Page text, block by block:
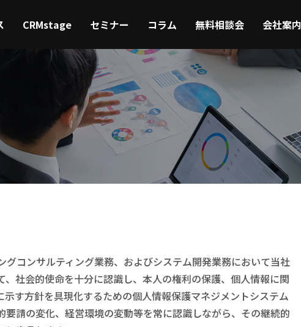
CRMstage セミナー コラム 無料相談会 会社案内
グコンサルティング業務、およびシステム開発業務において当社
社会的使命を十分に認識し、本人の権利の保護、個人情報に関
す方針を具現化するための個人情報保護マネジメントシステム
請の変化、経営環境の変動等を常に認識しながら、その継続的